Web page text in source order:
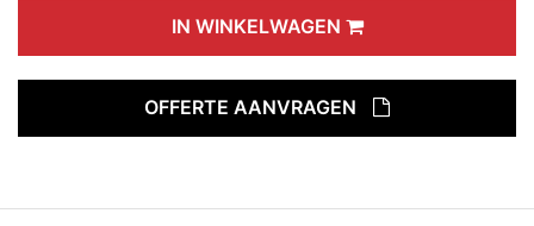
IN WINKELWAGEN
OFFERTE AANVRAGEN